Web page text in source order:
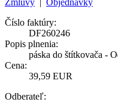
Číslo faktúry:
DF260246
Popis plnenia:
páska do štítkovača -
Cena:
39,59 EUR
Odberateľ: